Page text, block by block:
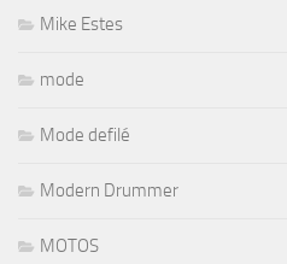
Mike Estes
mode
Mode defilé
Modern Drummer
MOTOS